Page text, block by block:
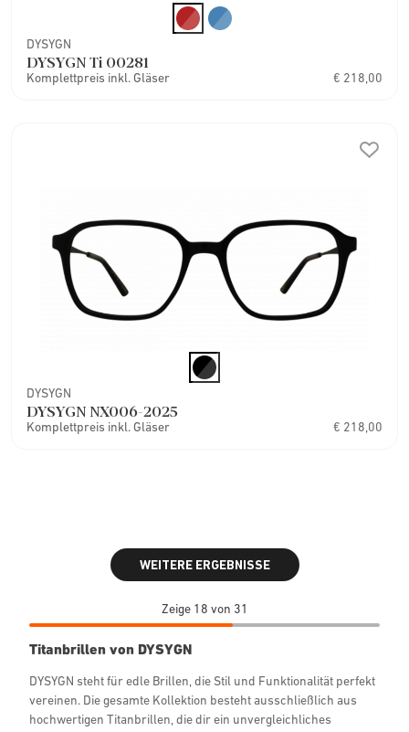
DYSYGN
DYSYGN Ti 00281
Komplettpreis inkl. Gläser € 218,00
DYSYGN
DYSYGN NX006-2025
Komplettpreis inkl. Gläser € 218,00
WEITERE ERGEBNISSE
Zeige 18 von 31
Titanbrillen von DYSYGN
DYSYGN steht für edle Brillen, die Stil und Funktionalität perfekt
vereinen. Die gesamte Kollektion besteht ausschließlich aus
hochwertigen Titanbrillen, die dir ein unvergleichliches